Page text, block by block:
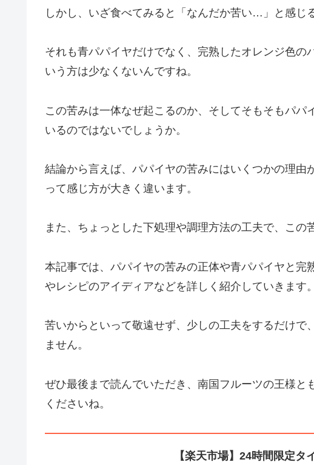
しかし、いざ食べてみると「なんだか苦い…」と感じ
それも青パパイヤだけでなく、完熟したオレンジ色の
いう方は少なくないんですね。
この苦みは一体なぜ起こるのか、そしてそもそもパパ
いるのではないでしょうか。
結論から言えば、パパイヤの苦みにはいくつかの理由
って感じ方が大きく違います。
また、ちょっとした下処理や調理方法の工夫で、この
本記事では、パパイヤの苦みの正体や青パパイヤと完
やレシピのアイディアなどを詳しく紹介していきます。
苦いからといって敬遠せず、少しの工夫をするだけで
ません。
ぜひ最後まで読んでいただき、南国フルーツの王様と
くださいね。
【楽天市場】24時間限定タ